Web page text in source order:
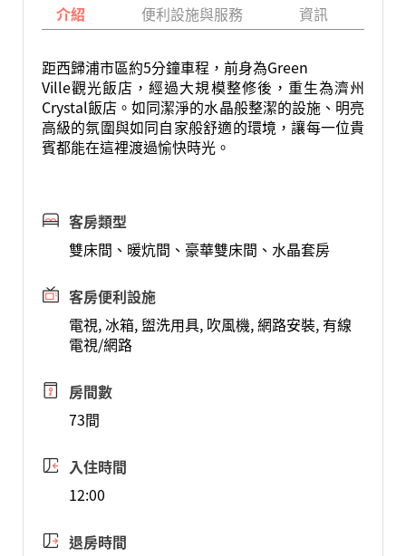
介紹 便利設施與服務 資訊
距西歸浦市區約5分鐘車程，前身為Green
Ville觀光飯店，經過大規模整修後，重生為濟州
Crystal飯店。如同潔淨的水晶般整潔的設施、明亮
高級的氛圍與如同自家般舒適的環境，讓每一位貴
賓都能在這裡渡過愉快時光。
客房類型
雙床間、暖炕間、豪華雙床間、水晶套房
客房便利設施
電視, 冰箱, 盥洗用具, 吹風機, 網路安裝, 有線
電視/網路
房間數
73間
入住時間
12:00
退房時間